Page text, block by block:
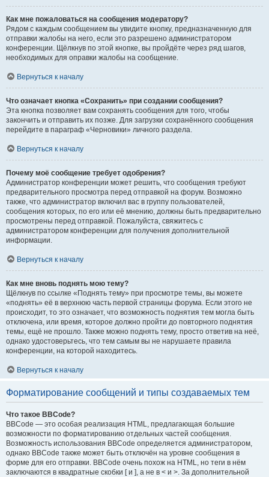
Как мне пожаловаться на сообщения модератору?
Рядом с каждым сообщением вы увидите кнопку, предназначенную для
отправки жалобы на него, если это разрешено администратором
конференции. Щёлкнув по этой кнопке, вы пройдёте через ряд шагов,
необходимых для оправки жалобы на сообщение.
Вернуться к началу
Что означает кнопка «Сохранить» при создании сообщения?
Эта кнопка позволяет вам сохранять сообщения для того, чтобы
закончить и отправить их позже. Для загрузки сохранённого сообщения
перейдите в параграф «Черновики» личного раздела.
Вернуться к началу
Почему моё сообщение требует одобрения?
Администратор конференции может решить, что сообщения требуют
предварительного просмотра перед отправкой на форум. Возможно
также, что администратор включил вас в группу пользователей,
сообщения которых, по его или её мнению, должны быть предварительно
просмотрены перед отправкой. Пожалуйста, свяжитесь с
администратором конференции для получения дополнительной
информации.
Вернуться к началу
Как мне вновь поднять мою тему?
Щёлкнув по ссылке «Поднять тему» при просмотре темы, вы можете
«поднять» её в верхнюю часть первой страницы форума. Если этого не
происходит, то это означает, что возможность поднятия тем могла быть
отключена, или время, которое должно пройти до повторного поднятия
темы, ещё не прошло. Также можно поднять тему, просто ответив на неё,
однако удостоверьтесь, что тем самым вы не нарушаете правила
конференции, на которой находитесь.
Вернуться к началу
Форматирование сообщений и типы создаваемых тем
Что такое BBCode?
BBCode — это особая реализация HTML, предлагающая большие
возможности по форматированию отдельных частей сообщения.
Возможность использования BBCode определяется администратором,
однако BBCode также может быть отключён на уровне сообщения в
форме для его отправки. BBCode очень похож на HTML, но теги в нём
заключаются в квадратные скобки [ и ], а не в < и >. За дополнительной